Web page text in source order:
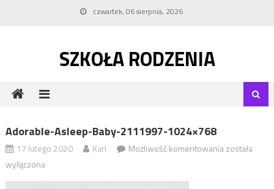
czwartek, 06 sierpnia, 2026
SZKOŁA RODZENIA
Adorable-Asleep-Baby-2111997-1024×768
17 lutego 2020 Karl Możliwość komentowaniaadorable-
została
wyłączona